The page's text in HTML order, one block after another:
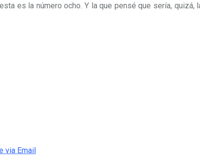
es la número ocho. Y la que pensé que sería, quizá,
via Email